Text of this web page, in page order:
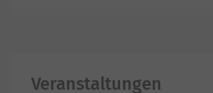
Veranstaltungen